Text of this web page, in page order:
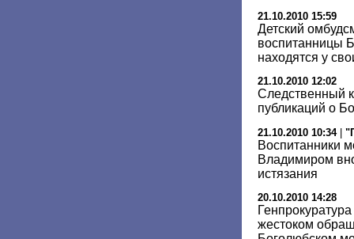
21.10.2010 15:59
Детский
воспитанницы
находятся у
21.10.2010 12:02
Следственный
публикаций о
21.10.2010 10:34|
Воспитанники
Владимиром
истязания
20.10.2010 14:28
жестоком